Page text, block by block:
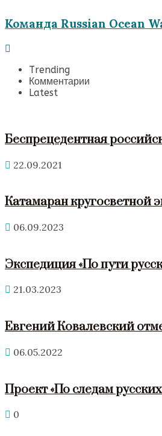
Команда Russian Ocean
Trending
Комментарии
Latest
Беспрецедентная
22.09.2021
Катамаран кругосветной
06.09.2023
Экспедиция «По пути
21.03.2023
Евгений Ковалевский
06.05.2022
Проект «По следам
0